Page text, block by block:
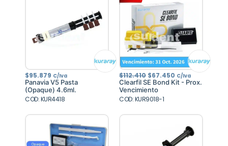
$95.879 C/Iva
Panavia V5 Pasta
(Opaque) 4.6ml.
COD: KUR4418
$112.410 El
precio
original
era:
$112.410.
$67.450 El
precio
actual
C/Iva
Clearfil SE Bond Kit - Prox.
Vencimiento
COD: KUR9018-1